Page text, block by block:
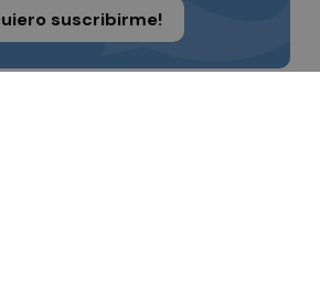
suscribirme!